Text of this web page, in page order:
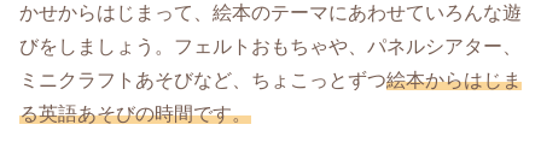
かせからはじまって、絵本のテーマにあわせていろんな遊
びをしましょう。フェルトおもちゃや、パネルシアター、
ミニクラフトあそびなど、ちょこっとずつ絵本からはじま
る英語あそびの時間です。